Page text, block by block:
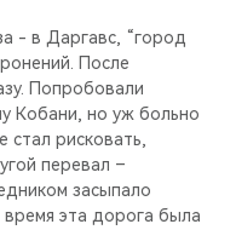
- в Даргавс, “город
После
Попробовали
Кобани, но уж больно
стал рисковать,
перевал –
засыпало
эта дорога была